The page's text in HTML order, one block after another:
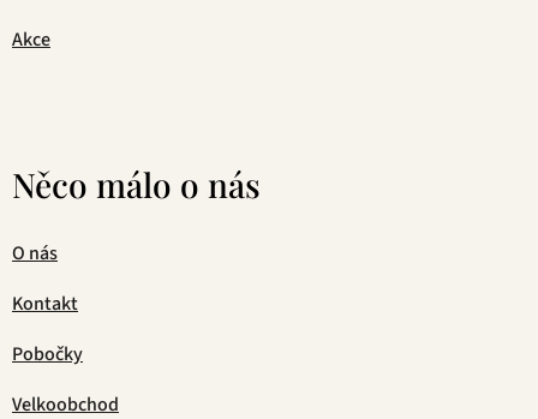
Akce
Něco málo o nás
O nás
Kontakt
Pobočky
Velkoobchod